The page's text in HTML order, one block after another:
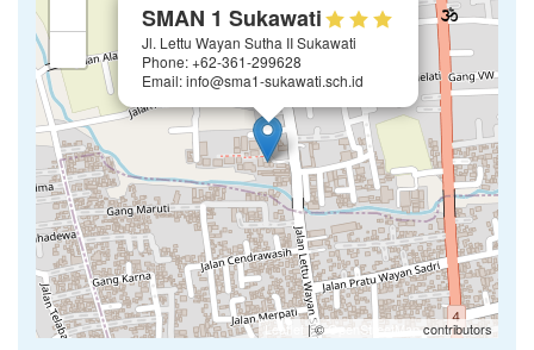
SMAN 1 Sukawati
Jl. Lettu Wayan Sutha II Sukawati
Phone: +62-361-299628
Email: info@sma1-sukawati.sch.id
Leaflet | ©OpenStreetMap contributors